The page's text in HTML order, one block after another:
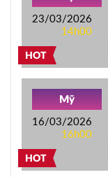
HOT
23/03/2026
14h00
HOT
Mỹ
16/03/2026
16h00